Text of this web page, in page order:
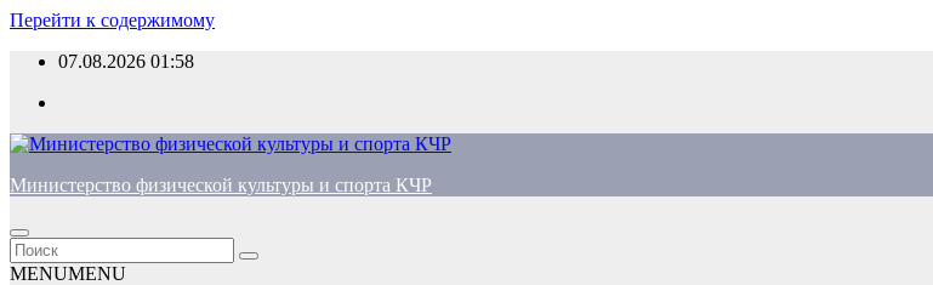
Перейти к содержимому
07.08.2026 01:58
Министерство физической культуры и спорта КЧР
MENUMENU